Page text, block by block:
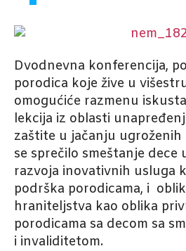
Dvodnevna konferencija,
porodica koje žive u
omogućiće razmenu
lekcija iz oblasti
zaštite u jačanju ugroženih
se sprečilo smeštanje dece
razvoja inovativnih usluga
podrška porodicama, i
hraniteljstva kao oblika
porodicama sa decom sa
i invaliditetom.